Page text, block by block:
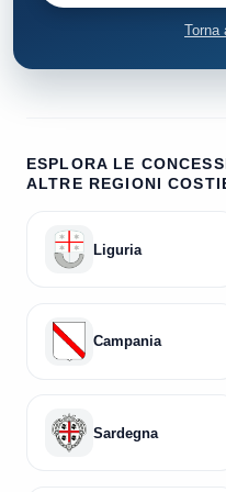
Torna
ESPLORA LE
ALTRE REGIONI
Liguria
Campania
Sardegna